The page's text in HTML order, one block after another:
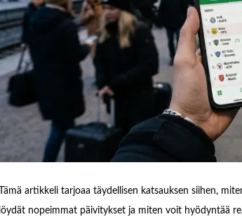
Tämä artikkeli tarjoaa täydellisen katsauksen siihen,
löydät nopeimmat päivitykset ja miten voit hyödyntää